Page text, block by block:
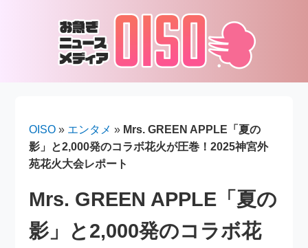
OISO » エンタメ » Mrs. GREEN APPLE「夏の
影」と2,000発のコラボ花火が圧巻！2025神宮外
苑花火大会レポート
Mrs. GREEN APPLE「夏の
影」と2,000発のコラボ花